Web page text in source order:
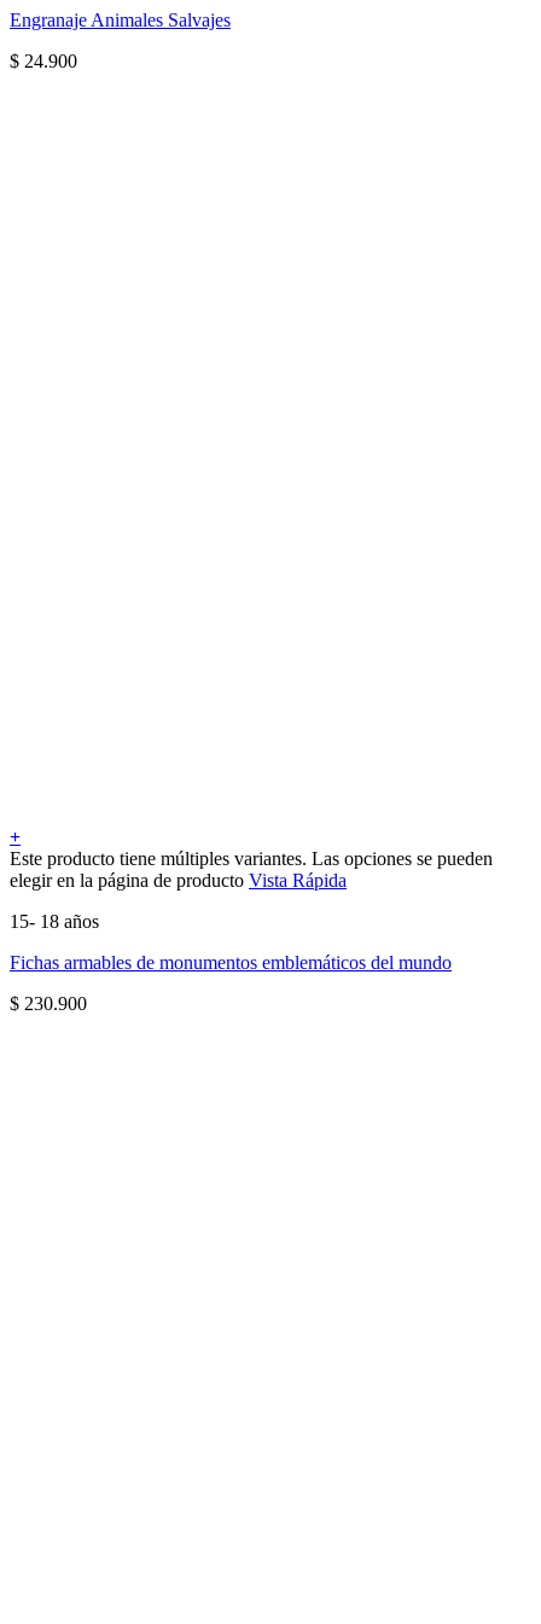
Engranaje Animales Salvajes
$ 24.900
+
Este producto tiene múltiples variantes. Las opciones se pueden
elegir en la página de producto Vista Rápida
15- 18 años
Fichas armables de monumentos emblemáticos del mundo
$ 230.900